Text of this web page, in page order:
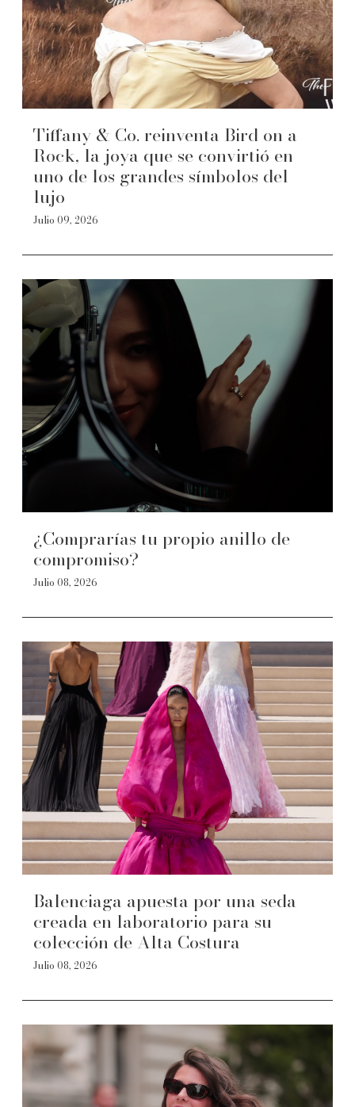
Tiffany & Co. reinventa Bird on a
Rock, la joya que se convirtió en
uno de los grandes símbolos del
lujo
Julio 09, 2026
¿Comprarías tu propio anillo de
compromiso?
Julio 08, 2026
Balenciaga apuesta por una seda
creada en laboratorio para su
colección de Alta Costura
Julio 08, 2026